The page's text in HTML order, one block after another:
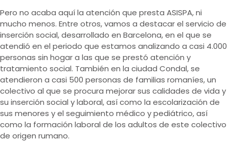
Pero no acaba aquí la atención que presta ASISPA, ni
mucho menos. Entre otros, vamos a destacar el servicio de
inserción social, desarrollado en Barcelona, en el que se
atendió en el periodo que estamos analizando a casi 4.000
personas sin hogar a las que se prestó atención y
tratamiento social. También en la ciudad Condal, se
atendieron a casi 500 personas de familias romaníes, un
colectivo al que se procura mejorar sus calidades de vida y
su inserción social y laboral, así como la escolarización de
sus menores y el seguimiento médico y pediátrico, así
como la formación laboral de los adultos de este colectivo
de origen rumano.